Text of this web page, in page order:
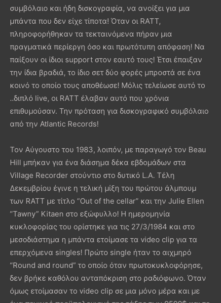
συμβόλαιο και ήδη δισκογραφία, να ανοίξει για μια
μπάντα που δεν είχε τίποτα! Όταν οι RATT,
πληροφορήθηκαν τα τεκταινόμενα πήραν μια
πραγματικά περίεργη όσο και πρωτότυπη απόφαση! Να
παίξουν οι ίδιοι support στον εαυτό τους! Έτσι έπαιξαν
την ίδια βραδιά, το ίδιο σετ δύο φορές μπροστά σε ένα
κοινό το οποίο τους αποθέωσε! Μόλις τελείωσε αυτό το
..διπλό live, οι RATT έλαβαν αυτό που χρόνια
επιθυμούσαν. Την πρόταση για δισκογραφικό συμβόλαιο
από την Atlantic Records!
Τον Αύγουστο του 1983, λοιπόν, με παραγωγό τον Beau
Hill μπήκαν για ένα διάσημα δέκα εβδομάδων στα
Village Recorder στούντιο στο δυτικό L.A. Τέλη
Δεκεμβρίου έγινε η τελική μίξη του πρώτου άλμπουμ
των RATT με τίτλο “Out of the cellar” και την Julie Ellen
“Tawny” Kitaen στο εξώφυλλο! Η ημερομηνία
κυκλοφορίας του ορίστηκε για τις 27/3/1984 και στο
μεσοδιάστημα η μπάντα ετοίμασε τα video clip για τα
επερχόμενα singles! Πρώτο single ήταν το αιχμηρό
“Round and round” το οποίο όταν πρωτοκυκλοφόρησε,
δεν βρήκε καθόλου ανταπόκριση στο ραδιόφωνο. Όταν
όμως ετοίμασαν το video clip σε μια μόνο μέρα και με